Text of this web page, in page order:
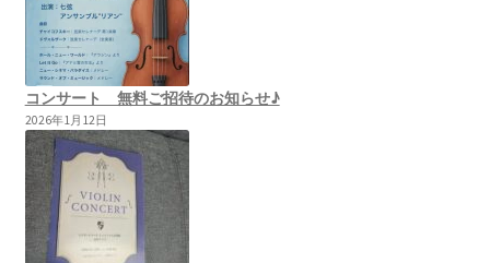
コンサート 無料ご招待のお知らせ♪
2026年1月12日